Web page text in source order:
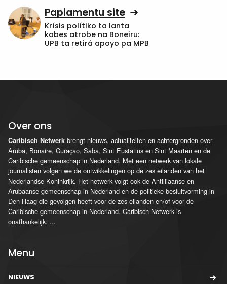
Papiamentu site
Krísis polítiko ta lanta
kabes atrobe na Boneiru:
UPB ta retirá apoyo pa MPB
Over ons
Caribisch Netwerk brengt nieuws, actualiteiten en achtergronden over
Aruba, Bonaire, Curaçao, Saba, Sint Eustatius en Sint Maarten en de
Caribische gemeenschap in Nederland. Met een netwerk van lokale
journalisten volgen we de ontwikkelingen op de zes eilanden van het
Nederlandse Koninkrijk. Het netwerk volgt ook de Antilliaanse en
Arubaanse gemeenschap in Nederland en de politieke besluitvorming in
Den Haag die gevolgen heeft voor de zes eilanden en/of voor de
Caribische gemeenschap in Nederland. Caribisch Netwerk is
onafhankelijk. ...
Menu
NIEUWS